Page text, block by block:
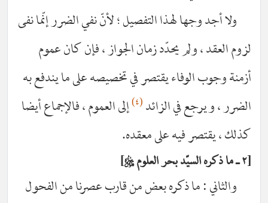
ولا أجد وجها لهذا التفصيل ؛ لأنّ نفي الضرر إنّما نفى
لزوم العقد ، ولم يحدّد زمان الجواز ، فإن كان عموم
أزمنة وجوب الوفاء يقتصر في تخصيصه على ما يندفع به
الضرر ، ويرجع في الزائد(٤) إلى العموم ، فالإجماع أيضا
كذلك ، يقتصر فيه على معقده.
٢ ـ ما ذكره السيّد بحر العلوم قدس‌سره
والثاني : ما ذكره بعض من قارب عصرنا من الفحول